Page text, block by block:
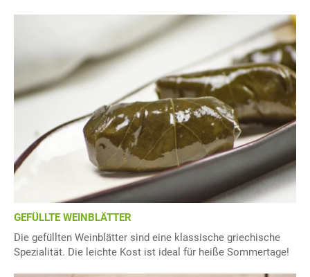
GEFÜLLTE WEINBLÄTTER
Die gefüllten Weinblätter sind eine klassische griechische
Spezialität. Die leichte Kost ist ideal für heiße Sommertage!